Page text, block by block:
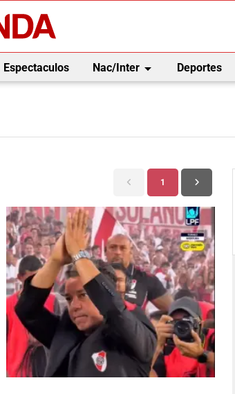
Espectaculos Nac/Interarrow_drop_down Deportes
1